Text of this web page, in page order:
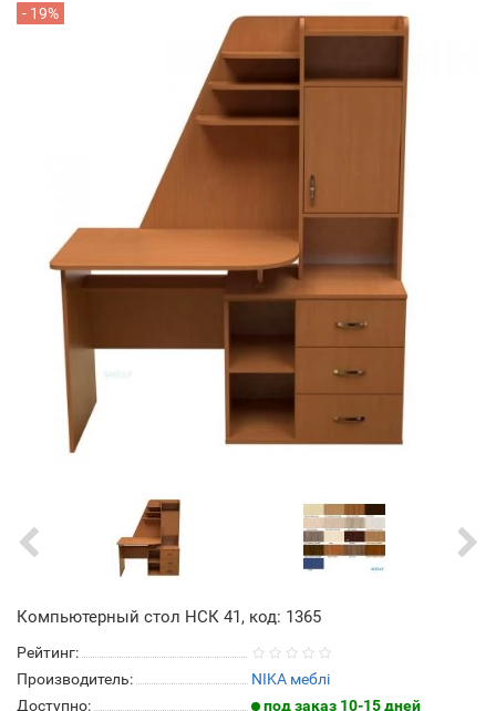
- 19%
Компьютерный стол НСК 41, код: 1365
Рейтинг:
Производитель:
NIKA меблі
Доступно:
под заказ 10-15 дней